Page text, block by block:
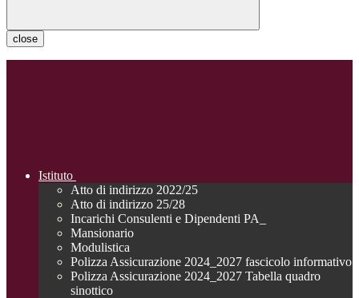
close
Istituto
Atto di indirizzo 2022/25
Atto di indirizzo 25/28
Incarichi Consulenti e Dipendenti PA_
Mansionario
Modulistica
Polizza Assicurazione 2024_2027 fascicolo informativo
Polizza Assicurazione 2024_2027 Tabella quadro
sinottico